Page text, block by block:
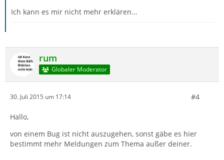
Ich kann es mir nicht mehr erklären...
rum
Globaler Moderator
30. Juli 2015 um 17:14 #4
Hallo,
von einem Bug ist nicht auszugehen, sonst gäbe es hier
bestimmt mehr Meldungen zum Thema außer deiner.